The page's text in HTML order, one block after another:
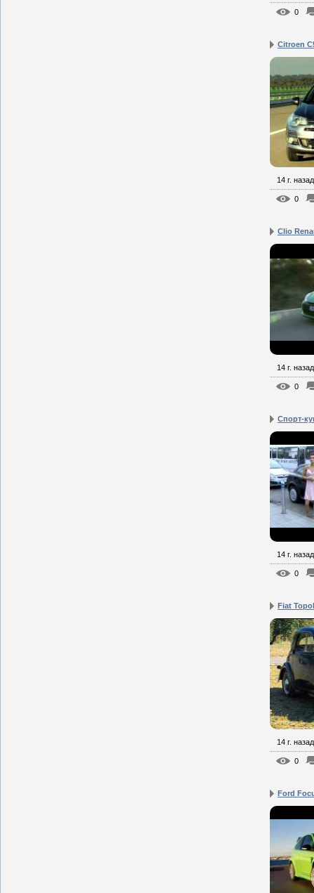
0
Citroen
14 г. назад
0
Clio
14 г. назад
0
Cпорт-
14 г. назад
0
Fiat
14 г. назад
0
Ford